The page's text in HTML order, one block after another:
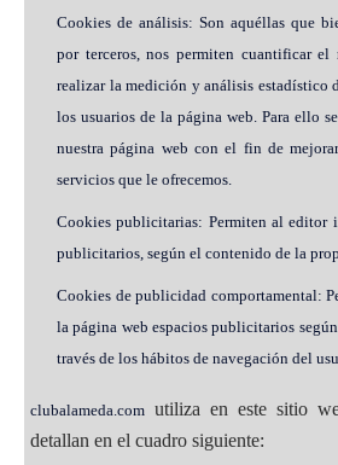
Cookies de análisis: Son aquéllas que
por terceros, nos permiten cuantificar
realizar la medición y análisis estadístico
los usuarios de la página web. Para ello
nuestra página web con el fin de
servicios que le ofrecemos.
Cookies publicitarias: Permiten al editor
publicitarios, según el contenido de la
Cookies de publicidad comportamental:
la página web espacios publicitarios
través de los hábitos de navegación del
clubalameda.com utiliza en este sitio
detallan en el cuadro siguiente: